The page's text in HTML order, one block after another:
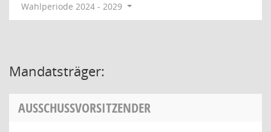
Wahlperiode 2024 - 2029
Mandatsträger:
AUSSCHUSSVORSITZENDER